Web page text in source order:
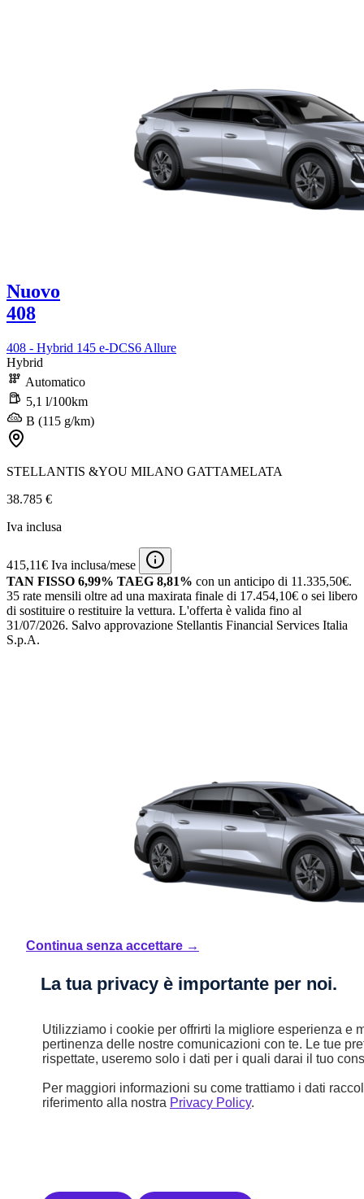
Nuovo
408
408 - Hybrid 145 e-DCS6 Allure
Hybrid
Automatico
5,1 l/100km
B (115 g/km)
STELLANTIS &YOU MILANO GATTAMELATA
38.785 €
Iva inclusa
415,11€ Iva inclusa/mese
TAN FISSO 6,99% TAEG 8,81% con un anticipo di 11.335,50€.
35 rate mensili oltre ad una maxirata finale di 17.454,10€ o sei libero
di sostituire o restituire la vettura. L'offerta è valida fino al
31/07/2026. Salvo approvazione Stellantis Financial Services Italia
S.p.A.
Nuovo
Nuova 408 - Hybrid 136 e-DCS6 Allure
5,1 l/100km
38.710 €
Continua senza accettare →
La tua privacy è importante per noi.
Utilizziamo i cookie per offrirti la migliore esperienza e
pertinenza delle nostre comunicazioni con te. Le tue
rispettate, useremo solo i dati per i quali darai il tuo
Per maggiori informazioni su come trattiamo i dati
riferimento alla nostra Privacy Policy.